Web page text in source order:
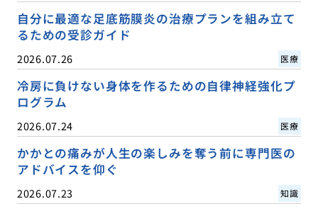
自分に最適な足底筋膜炎の治療プランを組み立て
るための受診ガイド
2026.07.26 医療
冷房に負けない身体を作るための自律神経強化プ
ログラム
2026.07.24 医療
かかとの痛みが人生の楽しみを奪う前に専門医の
アドバイスを仰ぐ
2026.07.23 知識